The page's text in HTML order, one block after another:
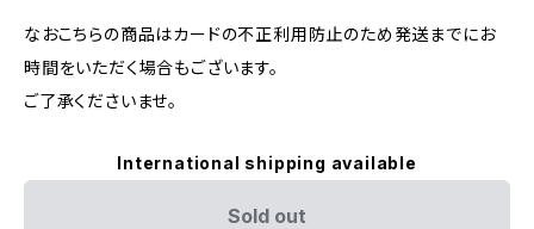
なおこちらの商品はカードの不正利用防止のため発送までにお
時間をいただく場合もございます。
ご了承くださいませ。
International shipping available
Sold out